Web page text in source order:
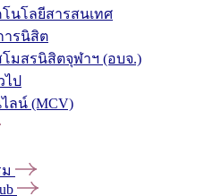
นโลยีสารสนเทศ
ารนิสิต
มสรนิสิตจุฬาฯ (อบจ.)
ป
ลน์ (MCV)